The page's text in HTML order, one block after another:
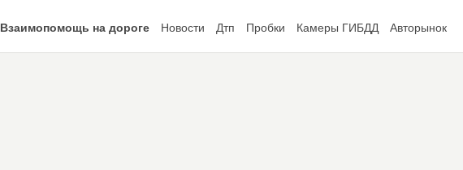
Взаимопомощь на дороге Новости Дтп Пробки Камеры ГИБДД Авторынок